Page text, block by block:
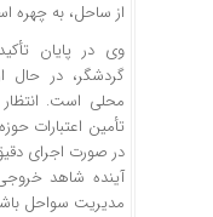
از ساحل، به چهره
وی در پایان
گردشگر، در حال
محلی است.
تأمین اعتبارات
در صورت اجرای
آینده شاهد
مدیریت سواحل